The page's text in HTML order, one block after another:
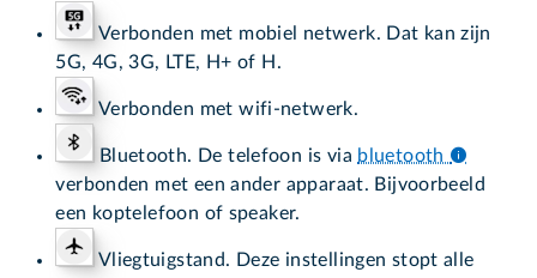
Verbonden met mobiel netwerk. Dat kan zijn
5G, 4G, 3G, LTE, H+ of H.
Verbonden met wifi-netwerk.
Bluetooth. De telefoon is via bluetooth
verbonden met een ander apparaat. Bijvoorbeeld
een koptelefoon of speaker.
Vliegtuigstand. Deze instellingen stopt alle